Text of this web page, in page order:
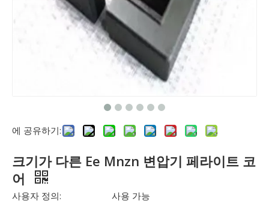
에 공유하기:
크기가 다른 Ee Mnzn 변압기 페라이트 코
어
사용자 정의:
사용 가능